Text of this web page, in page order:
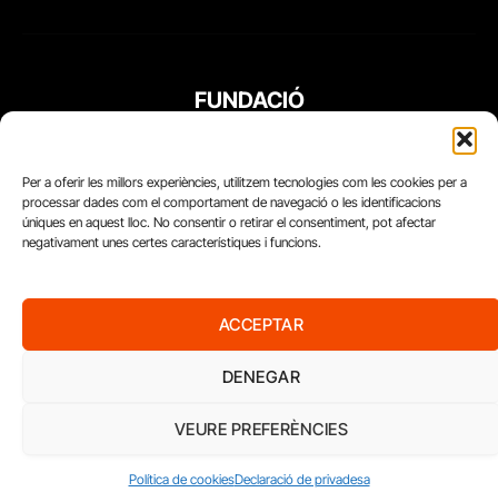
Per a oferir les millors experiències, utilitzem tecnologies com les cookies per a
processar dades com el comportament de navegació o les identificacions
úniques en aquest lloc. No consentir o retirar el consentiment, pot afectar
negativament unes certes característiques i funcions.
ACCEPTAR
DENEGAR
VEURE PREFERÈNCIES
Política de cookiesDeclaració de privadesa
FUNDACIÓ